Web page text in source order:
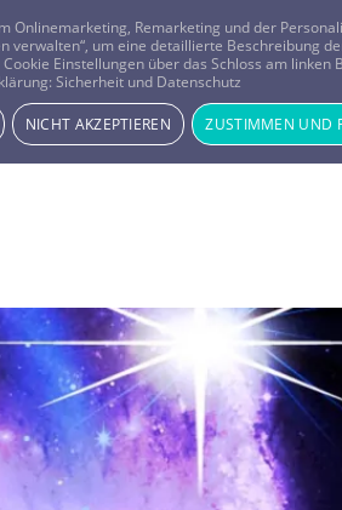
Beratung Horoskope
Remarketing und der
verwalten“, um eine detaillierte Beschreibung
Einstellungen über das Schloss am
Sicherheit und Datenschutz
NICHT AKZEPTIEREN ZUSTIMMEN UND